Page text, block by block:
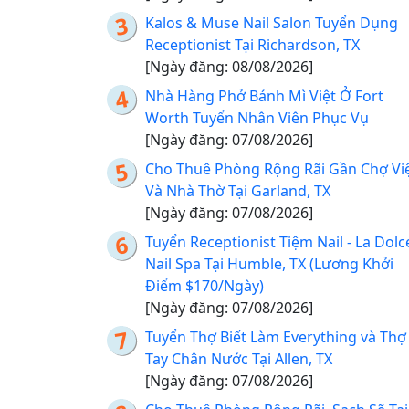
Kalos & Muse Nail Salon Tuyển Dụng
Receptionist Tại Richardson, TX
[Ngày đăng: 08/08/2026]
Nhà Hàng Phở Bánh Mì Việt Ở Fort
Worth Tuyển Nhân Viên Phục Vụ
[Ngày đăng: 07/08/2026]
Cho Thuê Phòng Rộng Rãi Gần Chợ
Và Nhà Thờ Tại Garland, TX
[Ngày đăng: 07/08/2026]
Tuyển Receptionist Tiệm Nail - La
Nail Spa Tại Humble, TX (Lương Khởi
Điểm $170/Ngày)
[Ngày đăng: 07/08/2026]
Tuyển Thợ Biết Làm Everything và Thợ
Tay Chân Nước Tại Allen, TX
[Ngày đăng: 07/08/2026]